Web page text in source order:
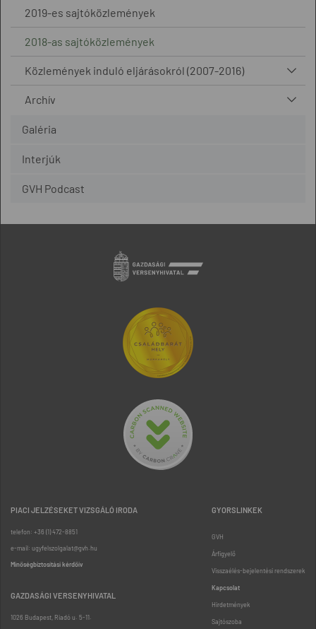
2019-es sajtóközlemények
2018-as sajtóközlemények
Közlemények induló eljárásokról (2007-2016)
Archív
Galéria
Interjúk
GVH Podcast
PIACI JELZÉSEKET VIZSGÁLÓ IRODA
telefon: +36 (1) 472-8851
e-mail: ugyfelszolgalat@gvh.hu
Minőségbiztosítási kérdőív
GAZDASÁGI VERSENYHIVATAL
1026 Budapest, Riadó u. 5-11.
GYORSLINKEK
GVH
Árfigyelő
Visszaélés-bejelentési rendszerek
Kapcsolat
Hirdetmények
Sajtószoba